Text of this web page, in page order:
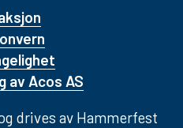
av Acos AS
drives av Hammerfest